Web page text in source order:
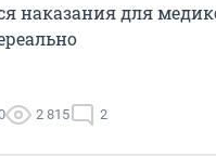
наказания для
2 815 2